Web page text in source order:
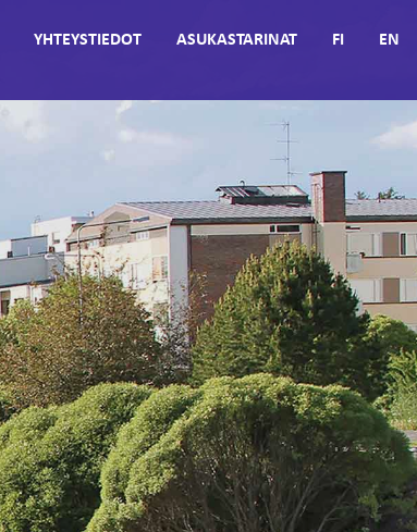
YHTEYSTIEDOT ASUKASTARINAT FI EN